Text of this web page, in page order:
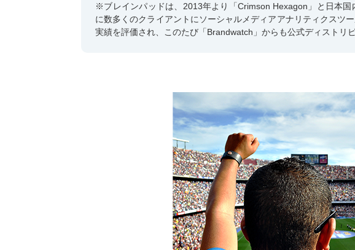
※ブレインパッドは、2013年より「Crimson Hexagon」と日本
に数多くのクライアントにソーシャルメディアアナリティクスツ
実績を評価され、このたび「Brandwatch」からも公式ディストリ